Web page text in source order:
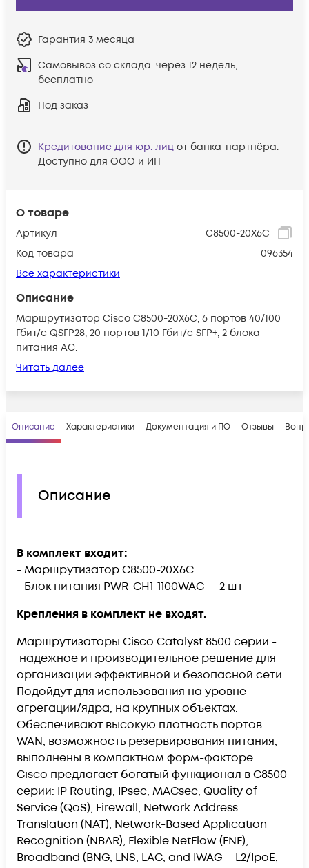
О товаре
Артикул
C8500-20X6C
Код товара
096354
Все характеристики
Описание
Маршрутизатор Cisco C8500-20X6C, 6 портов 40/100
Гбит/с QSFP28, 20 портов 1/10 Гбит/с SFP+, 2 блока
питания AC.
Читать далее
Гарантия 3 месяца
Самовывоз со склада: через 12 недель,
бесплатно
Под заказ
Кредитование для юр. лиц от банка-партнёра.
Доступно для ООО и ИП
Описание Характеристики Документация и ПО Отзывы
Описание
В комплект входит:
- Маршрутизатор C8500-20X6C
- Блок питания PWR-CH1-1100WAC — 2 шт
Крепления в комплект не входят.
Маршрутизаторы Cisco Catalyst 8500 серии -
надежное и производительное решение для
организации эффективной и безопасной сети.
Подойдут для использования на уровне
агрегации/ядра, на крупных объектах.
Обеспечивают высокую плотность портов
WAN, возможность резервирования питания,
выполнены в компактном форм-факторе.
Cisco предлагает богатый функционал в C8500
серии: IP Routing, IPsec, MACsec, Quality of
Service (QoS), Firewall, Network Address
Translation (NAT), Network-Based Application
Recognition (NBAR), Flexible NetFlow (FNF),
Broadband (BNG, LNS, LAC, and IWAG – L2/IpoE,